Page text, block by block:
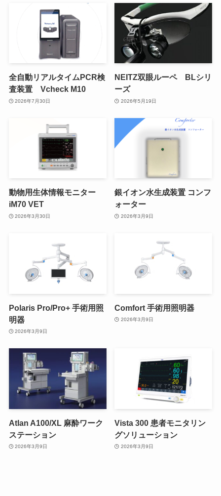
全自動リアルタイムPCR検
査装置 Vcheck M10
2026年7月30日
NEITZ双眼ルーペ BLシリ
ーズ
2026年5月19日
動物用生体情報モニター
iM70 VET
2026年3月30日
銀イオン水生成装置 コンフ
ォーター
2026年3月9日
Polaris Pro/Pro+ 手術用照
明器
2026年3月9日
Comfort 手術用照明器
2026年3月9日
Atlan A100/XL 麻酔ワーク
ステーション
2026年3月9日
Vista 300 患者モニタリン
グソリューション
2026年3月9日